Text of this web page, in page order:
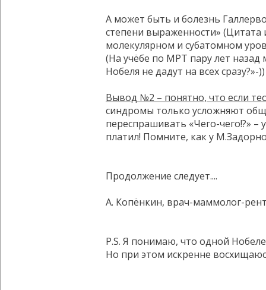
А может быть и болезнь
степени выраженности»
молекулярном и субатомном
(На учёбе по МРТ пару лет назад
Нобеля не дадут на всех сразу?»-))
Вывод №2 – понятно, что если
синдромы только усложняют
переспрашивать «Чего-чего!?» –
платил! Помните, как у
Продолжение следует....
А. Копёнкин, врач-маммолог-
P.S. Я понимаю, что одной
Но при этом искренне